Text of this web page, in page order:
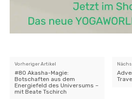
Vorheriger Artikel
#80 Akasha-Magie:
Botschaften aus dem
Energiefeld des Universums –
mit Beate Tschirch